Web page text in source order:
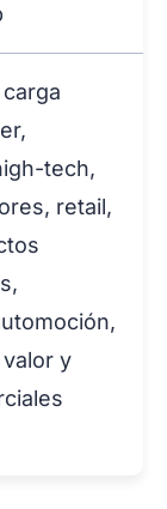
tech,
retail,
y